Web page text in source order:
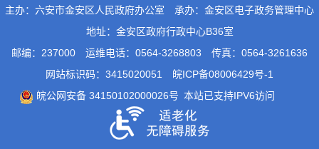
主办：六安市金安区人民政府办公室
承办：金安区电子政务管理中心
地址：金安区政府行政中心B36室
邮编：237000
运维电话：0564-3268803
传真：0564-3261636
网站标识码：3415020051
皖ICP备08006429号-1
皖公网安备 34150102000026号 本站已支持IPV6访问